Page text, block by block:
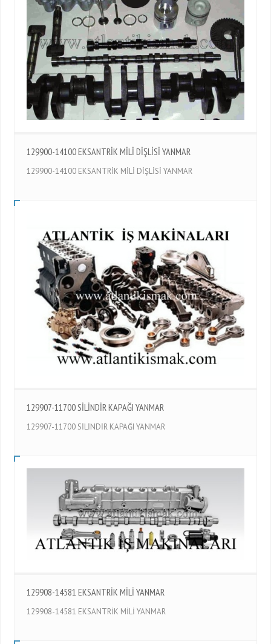
129900-14100 EKSANTRİK MİLİ DİŞLİSİ YANMAR
129900-14100 EKSANTRİK MİLİ DİŞLİSİ YANMAR
129907-11700 SİLİNDİR KAPAĞI YANMAR
129907-11700 SİLİNDİR KAPAĞI YANMAR
129908-14581 EKSANTRİK MİLİ YANMAR
129908-14581 EKSANTRİK MİLİ YANMAR